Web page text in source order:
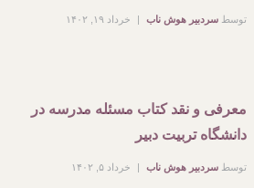
توسط سردبیر هوش ناب خرداد ۱۹, ۱۴۰۲
معرفی و نقد کتاب مسئله مدرسه در
دانشگاه تربیت دبیر
توسط سردبیر هوش ناب خرداد ۵, ۱۴۰۲